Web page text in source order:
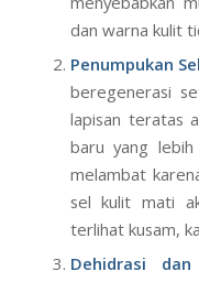
peradangan
melanin bisa
menyebabkan
dan warna kulit
Penumpukan
beregenerasi
lapisan teratas
baru yang
melambat
sel kulit mati